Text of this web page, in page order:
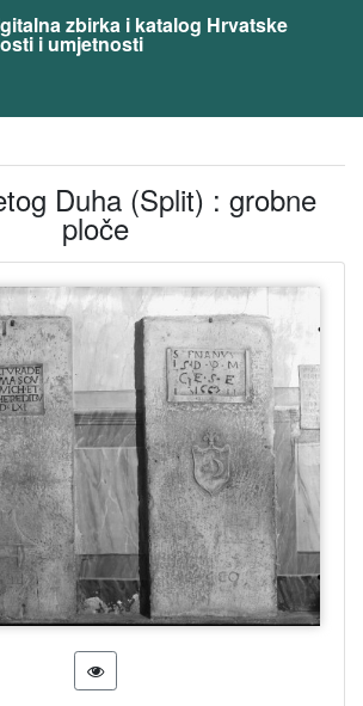
zbirka i katalog Hrvatske
i umjetnosti
Duha (Split) : grobne
ploče